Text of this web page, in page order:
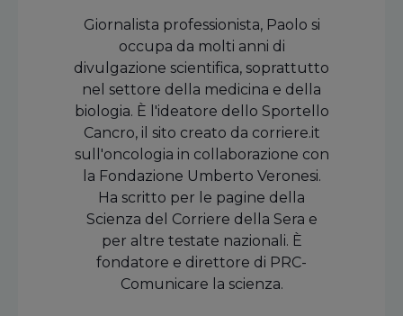
Giornalista professionista, Paolo si
occupa da molti anni di
divulgazione scientifica, soprattutto
nel settore della medicina e della
biologia. È l'ideatore dello Sportello
Cancro, il sito creato da corriere.it
sull'oncologia in collaborazione con
la Fondazione Umberto Veronesi.
Ha scritto per le pagine della
Scienza del Corriere della Sera e
per altre testate nazionali. È
fondatore e direttore di PRC-
Comunicare la scienza.